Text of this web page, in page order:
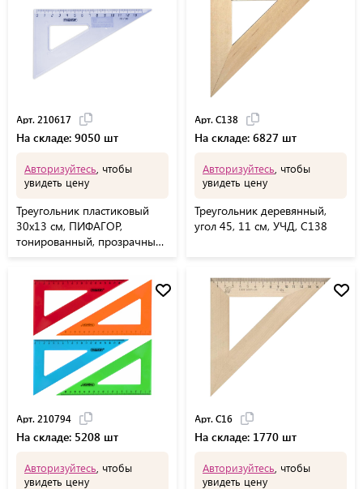
Арт. 210617
На складе: 9050 шт
Авторизуйтесь , чтобы
увидеть цену
Треугольник пластиковый
30х13 см, ПИФАГОР,
тонированный, прозрачный,
Арт. С138
На складе: 6827 шт
Авторизуйтесь , чтобы
увидеть цену
Треугольник деревянный,
угол 45, 11 см, УЧД, С138
Арт. 210794
На складе: 5208 шт
Авторизуйтесь , чтобы
увидеть цену
Арт. С16
На складе: 1770 шт
Авторизуйтесь , чтобы
увидеть цену